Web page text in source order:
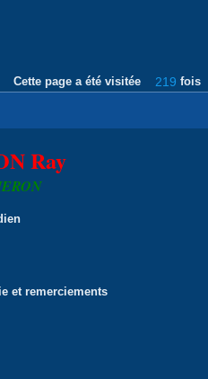
Cette page a été visitée 219 fois
Ray
et remerciements